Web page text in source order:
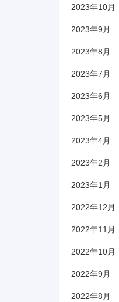
2023年10月
2023年9月
2023年8月
2023年7月
2023年6月
2023年5月
2023年4月
2023年2月
2023年1月
2022年12月
2022年11月
2022年10月
2022年9月
2022年8月